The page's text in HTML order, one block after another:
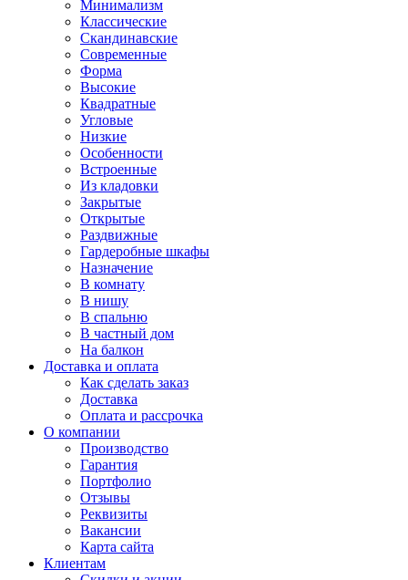
Минимализм
Классические
Скандинавские
Современные
Форма
Высокие
Квадратные
Угловые
Низкие
Особенности
Встроенные
Из кладовки
Закрытые
Открытые
Раздвижные
Гардеробные шкафы
Назначение
В комнату
В нишу
В спальню
В частный дом
На балкон
Доставка и оплата
Как сделать заказ
Доставка
Оплата и рассрочка
О компании
Производство
Гарантия
Портфолио
Отзывы
Реквизиты
Вакансии
Карта сайта
Клиентам